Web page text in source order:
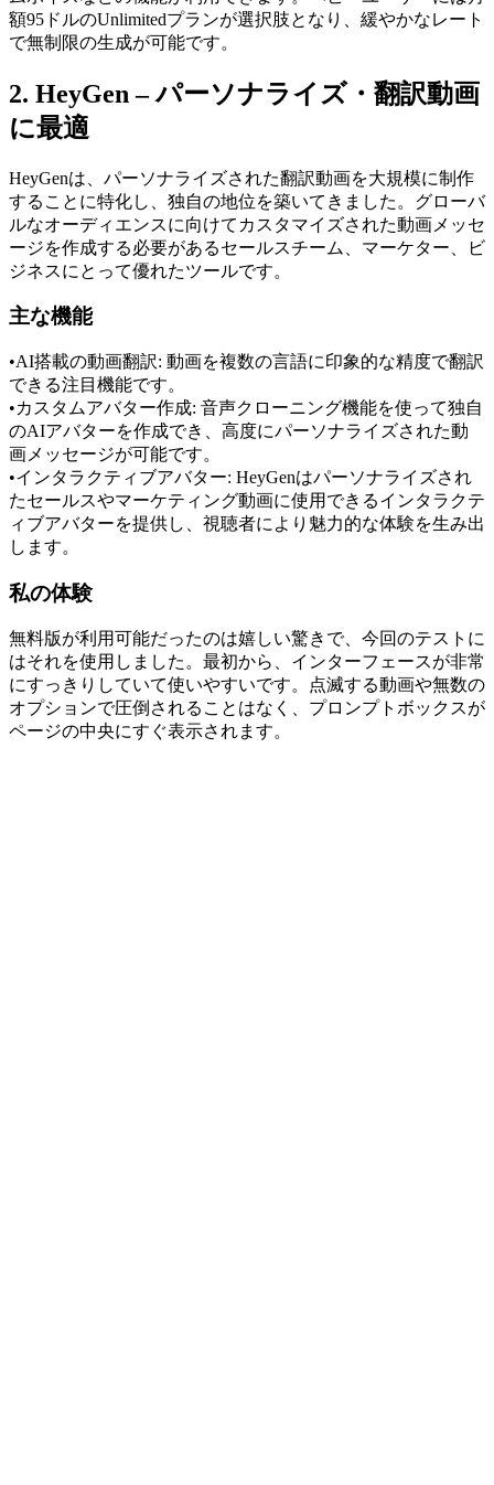
額95ドルのUnlimitedプランが選択肢となり、緩やかなレート
で無制限の生成が可能です。
2. HeyGen – パーソナライズ・翻訳動画
に最適
HeyGenは、パーソナライズされた翻訳動画を大規模に制作
することに特化し、独自の地位を築いてきました。グローバ
ルなオーディエンスに向けてカスタマイズされた動画メッセ
ージを作成する必要があるセールスチーム、マーケター、ビ
ジネスにとって優れたツールです。
主な機能
•AI搭載の動画翻訳: 動画を複数の言語に印象的な精度で翻訳
できる注目機能です。
•カスタムアバター作成: 音声クローニング機能を使って独自
のAIアバターを作成でき、高度にパーソナライズされた動
画メッセージが可能です。
•インタラクティブアバター: HeyGenはパーソナライズされ
たセールスやマーケティング動画に使用できるインタラクテ
ィブアバターを提供し、視聴者により魅力的な体験を生み出
します。
私の体験
無料版が利用可能だったのは嬉しい驚きで、今回のテストに
はそれを使用しました。最初から、インターフェースが非常
にすっきりしていて使いやすいです。点滅する動画や無数の
オプションで圧倒されることはなく、プロンプトボックスが
ページの中央にすぐ表示されます。